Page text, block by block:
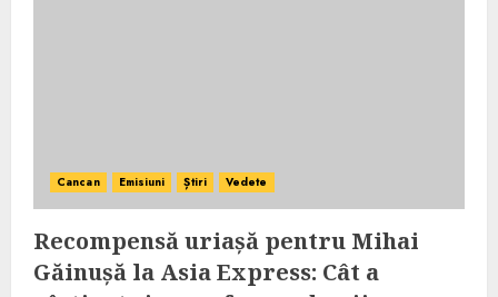
Cancan Emisiuni Știri Vedete
Recompensă uriașă pentru Mihai
Găinușă la Asia Express: Cât a